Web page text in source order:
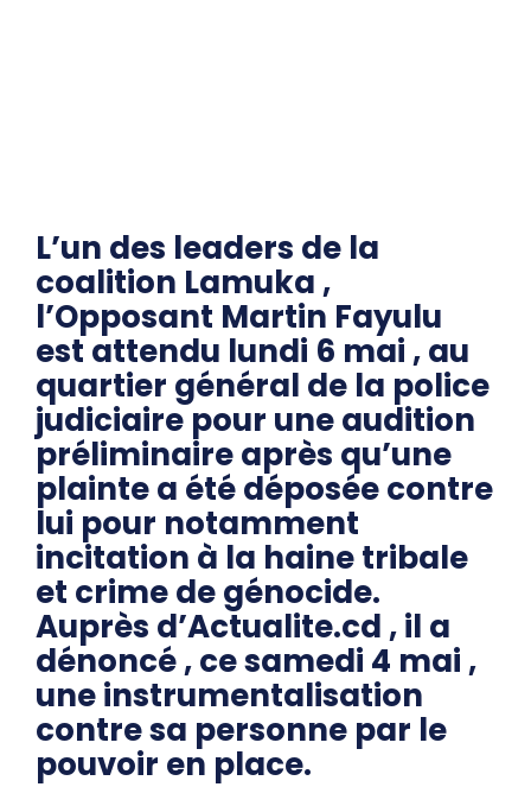
L’un des leaders de la
coalition Lamuka ,
l’Opposant Martin Fayulu
est attendu lundi 6 mai , au
quartier général de la police
judiciaire pour une audition
préliminaire après qu’une
plainte a été déposée contre
lui pour notamment
incitation à la haine tribale
et crime de génocide.
Auprès d’Actualite.cd , il a
dénoncé , ce samedi 4 mai ,
une instrumentalisation
contre sa personne par le
pouvoir en place.